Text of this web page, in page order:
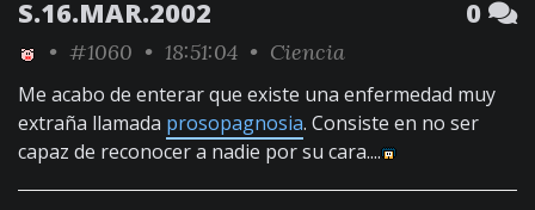
S.16.MAR.2002 0
• #1060 • 18:51:04 • Ciencia
Me acabo de enterar que existe una enfermedad muy
extraña llamada prosopagnosia. Consiste en no ser
capaz de reconocer a nadie por su cara....